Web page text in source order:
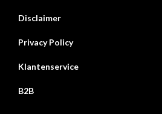
Disclaimer
Privacy Policy
Klantenservice
B2B